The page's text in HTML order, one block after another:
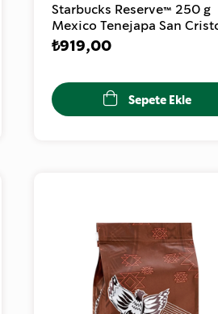
Starbucks Reserve™ 250 g
Mexico Tenejapa San
- 11178821
₺919,00
Sepete Ekle